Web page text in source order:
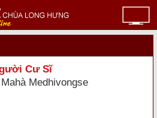
Cư Sĩ
Medhivongse